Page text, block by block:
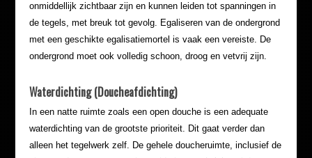
onmiddellijk zichtbaar zijn en kunnen leiden tot spanningen in
de tegels, met breuk tot gevolg. Egaliseren van de ondergrond
met een geschikte egalisatiemortel is vaak een vereiste. De
ondergrond moet ook volledig schoon, droog en vetvrij zijn.
Waterdichting (Doucheafdichting)
In een natte ruimte zoals een open douche is een adequate
waterdichting van de grootste prioriteit. Dit gaat verder dan
alleen het tegelwerk zelf. De gehele doucheruimte, inclusief de